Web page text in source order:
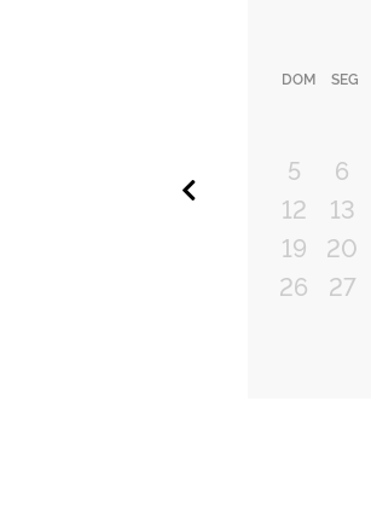
DOM SEG
5
6
12
13
19
20
26
27